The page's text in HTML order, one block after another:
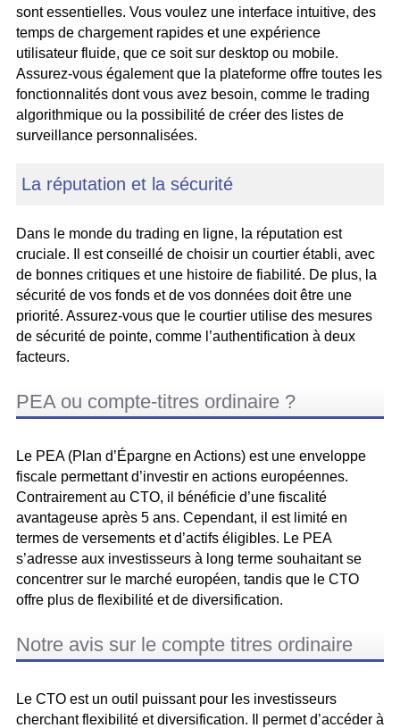
sont essentielles. Vous voulez une interface intuitive, des
temps de chargement rapides et une expérience
utilisateur fluide, que ce soit sur desktop ou mobile.
Assurez-vous également que la plateforme offre toutes les
fonctionnalités dont vous avez besoin, comme le trading
algorithmique ou la possibilité de créer des listes de
surveillance personnalisées.
La réputation et la sécurité
Dans le monde du trading en ligne, la réputation est
cruciale. Il est conseillé de choisir un courtier établi, avec
de bonnes critiques et une histoire de fiabilité. De plus, la
sécurité de vos fonds et de vos données doit être une
priorité. Assurez-vous que le courtier utilise des mesures
de sécurité de pointe, comme l’authentification à deux
facteurs.
PEA ou compte-titres ordinaire ?
Le PEA (Plan d’Épargne en Actions) est une enveloppe
fiscale permettant d’investir en actions européennes.
Contrairement au CTO, il bénéficie d’une fiscalité
avantageuse après 5 ans. Cependant, il est limité en
termes de versements et d’actifs éligibles. Le PEA
s’adresse aux investisseurs à long terme souhaitant se
concentrer sur le marché européen, tandis que le CTO
offre plus de flexibilité et de diversification.
Notre avis sur le compte titres ordinaire
Le CTO est un outil puissant pour les investisseurs
cherchant flexibilité et diversification. Il permet d’accéder à